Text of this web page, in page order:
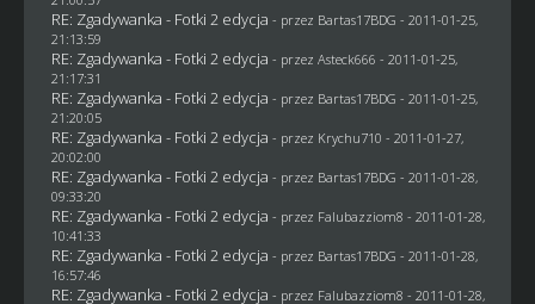
RE: Zgadywanka - Fotki 2 edycja - przez Bartas17BDG - 2011-01-25,
21:13:59
RE: Zgadywanka - Fotki 2 edycja - przez Asteck666 - 2011-01-25,
21:17:31
RE: Zgadywanka - Fotki 2 edycja - przez Bartas17BDG - 2011-01-25,
21:20:05
RE: Zgadywanka - Fotki 2 edycja - przez Krychu710 - 2011-01-27,
20:02:00
RE: Zgadywanka - Fotki 2 edycja - przez Bartas17BDG - 2011-01-28,
09:33:20
RE: Zgadywanka - Fotki 2 edycja - przez Falubazziom8 - 2011-01-28,
10:41:33
RE: Zgadywanka - Fotki 2 edycja - przez Bartas17BDG - 2011-01-28,
16:57:46
RE: Zgadywanka - Fotki 2 edycja - przez Falubazziom8 - 2011-01-28,